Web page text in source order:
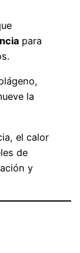
para
la
el calor
de
y